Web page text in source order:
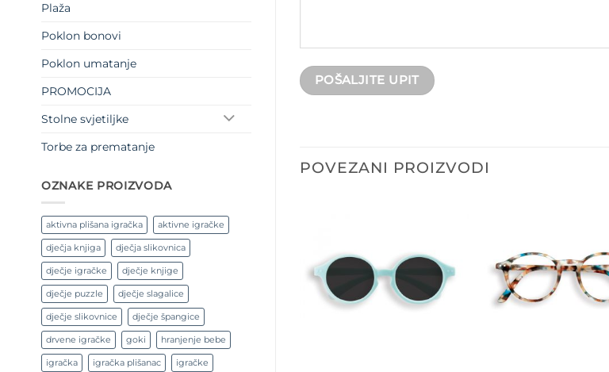
Plaža
Poklon bonovi
Poklon umatanje
PROMOCIJA
Stolne svjetiljke
Torbe za prematanje
OZNAKE PROIZVODA
aktivna plišana igračka aktivne igračke
dječja knjiga dječja slikovnica
dječje igračke dječje knjige
dječje puzzle dječje slagalice
dječje slikovnice dječje špangice
drvene igračke goki hranjenje bebe
igračka igračka plišanac igračke
POVEZANI PROIZVODI
želja